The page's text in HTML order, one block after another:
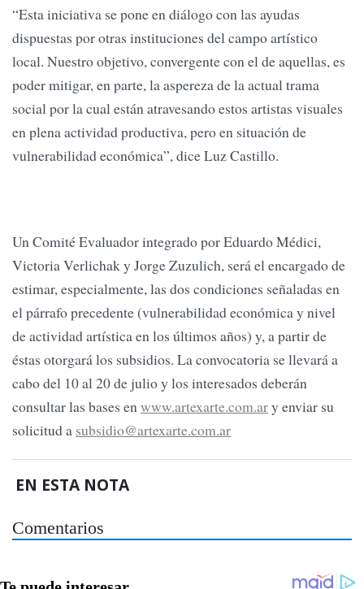
“Esta iniciativa se pone en diálogo con las ayudas
dispuestas por otras instituciones del campo artístico
local. Nuestro objetivo, convergente con el de aquellas, es
poder mitigar, en parte, la aspereza de la actual trama
social por la cual están atravesando estos artistas visuales
en plena actividad productiva, pero en situación de
vulnerabilidad económica”, dice Luz Castillo.
Un Comité Evaluador integrado por Eduardo Médici,
Victoria Verlichak y Jorge Zuzulich, será el encargado de
estimar, especialmente, las dos condiciones señaladas en
el párrafo precedente (vulnerabilidad económica y nivel
de actividad artística en los últimos años) y, a partir de
éstas otorgará los subsidios. La convocatoria se llevará a
cabo del 10 al 20 de julio y los interesados deberán
consultar las bases enwww.artexarte.com.ary enviar su
solicitud a subsidio@artexarte.com.ar
EN ESTA NOTA
Comentarios